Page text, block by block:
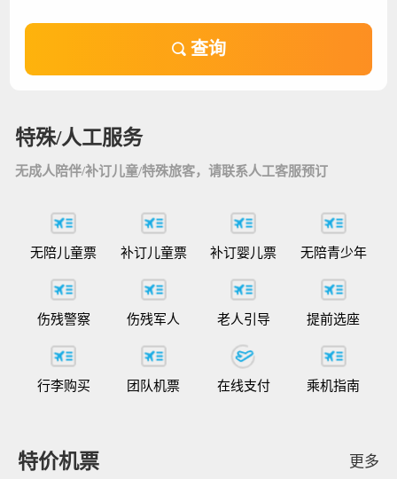
查询
特殊/人工服务
无成人陪伴/补订儿童/特殊旅客，请联系人工客服预订
无陪儿童票 补订儿童票 补订婴儿票 无陪青少年
伤残警察 伤残军人 老人引导 提前选座
行李购买 团队机票 在线支付 乘机指南
特价机票 更多